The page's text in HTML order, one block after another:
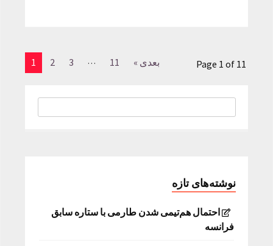
1 2 3 … 11 بعدی » Page 1 of 11
نوشته‌های تازه
احتمال هم‌تیمی شدن طارمی با ستاره سابق
فرانسه